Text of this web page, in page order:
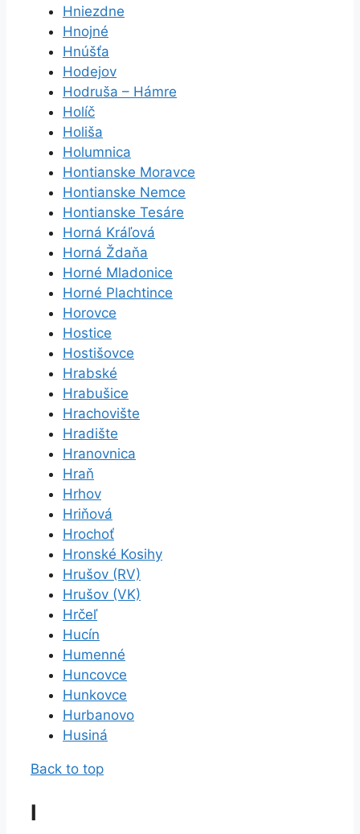
Hniezdne
Hnojné
Hnúšťa
Hodejov
Hodruša – Hámre
Holíč
Holiša
Holumnica
Hontianske Moravce
Hontianske Nemce
Hontianske Tesáre
Horná Kráľová
Horná Ždaňa
Horné Mladonice
Horné Plachtince
Horovce
Hostice
Hostišovce
Hrabské
Hrabušice
Hrachovište
Hradište
Hranovnica
Hraň
Hrhov
Hriňová
Hrochoť
Hronské Kosihy
Hrušov (RV)
Hrušov (VK)
Hrčeľ
Hucín
Humenné
Huncovce
Hunkovce
Hurbanovo
Husiná
Back to top
I